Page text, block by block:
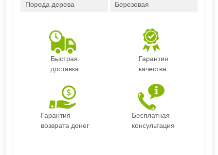
Порода дерева Березовая
Быстрая
доставка
Гарантия
качества
Гарантия
возврата денег
Бесплатная
консультация